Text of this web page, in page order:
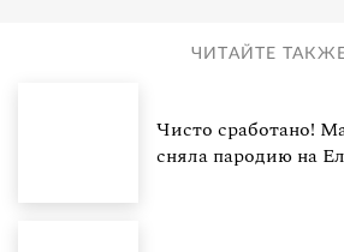
ЧИТАЙТЕ
Чисто сработано!
сняла пародию на